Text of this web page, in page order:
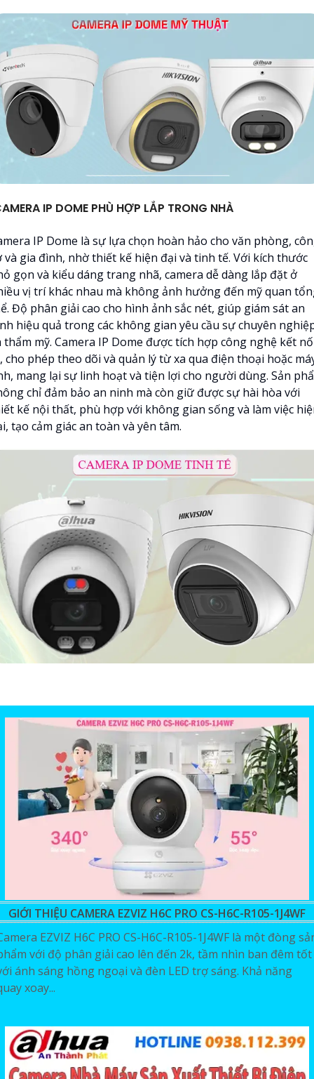
IP DOME PHÙ HỢP LẮP TRONG NHÀ
IP Dome là sự lựa chọn hoàn hảo cho văn phòng,
và gia đình, nhờ thiết kế hiện đại và tinh tế. Với kích thước
gọn và kiểu dáng trang nhã, camera dễ dàng lắp đặt ở
vị trí khác nhau mà không ảnh hưởng đến mỹ quan
Độ phân giải cao cho hình ảnh sắc nét, giúp giám sát an
hiệu quả trong các không gian yêu cầu sự chuyên
thẩm mỹ. Camera IP Dome được tích hợp công nghệ kết
cho phép theo dõi và quản lý từ xa qua điện thoại hoặc
mang lại sự linh hoạt và tiện lợi cho người dùng. Sản
chỉ đảm bảo an ninh mà còn giữ được sự hài hòa với
kế nội thất, phù hợp với không gian sống và làm việc
tạo cảm giác an toàn và yên tâm.
GIỚI THIỆU CAMERA EZVIZ H6C PRO CS-H6C-R105-1J4WF
EZVIZ H6C PRO CS-H6C-R105-1J4WF là một đòng
với độ phân giải cao lên đến 2k, tầm nhìn ban đêm tốt
ánh sáng hồng ngoại và đèn LED trợ sáng. Khả năng
xoay...